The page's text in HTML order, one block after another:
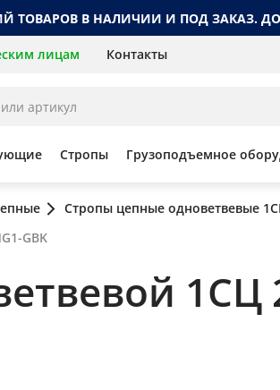
ТОВАРОВ В НАЛИЧИИ И ПОД ЗАКАЗ.
лицам Контакты
Стропы Грузоподъемное
Стропы цепные одноветвевые
GBK
1СЦ